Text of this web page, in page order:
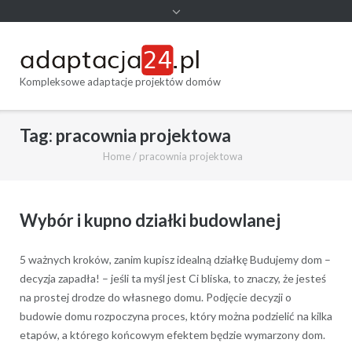
Kompleksowe adaptacje projektów domów
Tag: pracownia projektowa
Home/ pracownia projektowa
Wybór i kupno działki budowlanej
5 ważnych kroków, zanim kupisz idealną działkę Budujemy dom –
decyzja zapadła! – jeśli ta myśl jest Ci bliska, to znaczy, że jesteś
na prostej drodze do własnego domu. Podjęcie decyzji o
budowie domu rozpoczyna proces, który można podzielić na kilka
etapów, a którego końcowym efektem będzie wymarzony dom.